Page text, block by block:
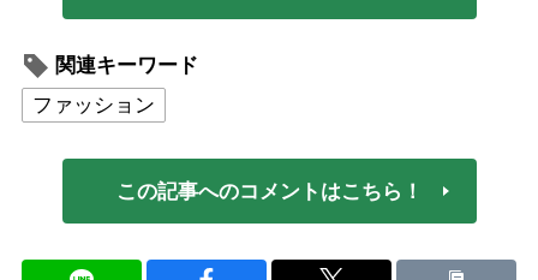
関連キーワード
ファッション
この記事へのコメントはこちら！